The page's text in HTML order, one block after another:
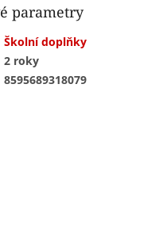
parametry
Školní doplňky
2 roky
8595689318079